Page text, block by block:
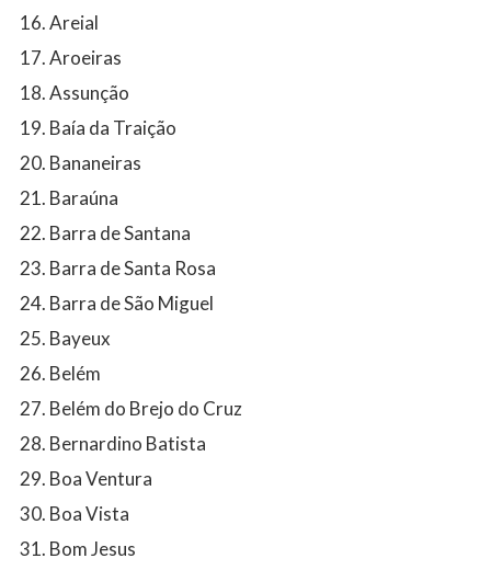
Areial
Aroeiras
Assunção
Baía da Traição
Bananeiras
Baraúna
Barra de Santana
Barra de Santa Rosa
Barra de São Miguel
Bayeux
Belém
Belém do Brejo do Cruz
Bernardino Batista
Boa Ventura
Boa Vista
Bom Jesus